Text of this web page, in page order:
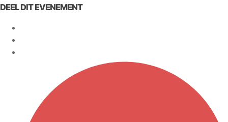
DEEL DIT EVENEMENT